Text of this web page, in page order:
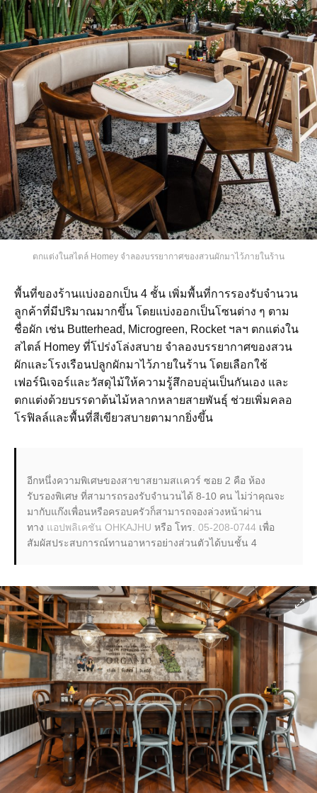
ตกแต่งในสไตล์ Homey จำลองบรรยากาศของสวนผักมาไว้ภายในร้าน
พื้นที่ของร้านแบ่งออกเป็น 4 ชั้น เพิ่มพื้นที่การรองรับจำนวน
ลูกค้าที่มีปริมาณมากขึ้น โดยแบ่งออกเป็นโซนต่าง ๆ ตาม
ชื่อผัก เช่น Butterhead, Microgreen, Rocket ฯลฯ ตกแต่งใน
สไตล์ Homey ที่โปร่งโล่งสบาย จำลองบรรยากาศของสวน
ผักและโรงเรือนปลูกผักมาไว้ภายในร้าน โดยเลือกใช้
เฟอร์นิเจอร์และวัสดุไม้ให้ความรู้สึกอบอุ่นเป็นกันเอง และ
ตกแต่งด้วยบรรดาต้นไม้หลากหลายสายพันธุ์ ช่วยเพิ่มคลอ
โรฟิลล์และพื้นที่สีเขียวสบายตามากยิ่งขึ้น
อีกหนึ่งความพิเศษของสาขาสยามสเเควร์ ซอย 2 คือ ห้อง
รับรองพิเศษ ที่สามารถรองรับจำนวนได้ 8-10 คน ไม่ว่าคุณจะ
มากับแก๊งเพื่อนหรือครอบครัวก็สามารถจองล่วงหน้าผ่าน
ทาง แอปพลิเคชัน OHKAJHU หรือ โทร. 05-208-0744 เพื่อ
สัมผัสประสบการณ์ทานอาหารอย่างส่วนตัวได้บนชั้น 4